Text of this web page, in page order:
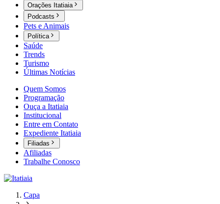
Orações Itatiaia
Podcasts
Pets e Animais
Política
Saúde
Trends
Turismo
Últimas Notícias
Quem Somos
Programação
Ouça a Itatiaia
Institucional
Entre em Contato
Expediente Itatiaia
Filiadas
Afiliadas
Trabalhe Conosco
Capa